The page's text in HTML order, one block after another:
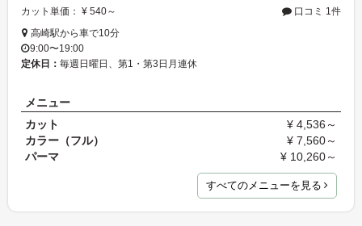
カット単価： ¥ 540～
口コミ 1件
高崎駅から車で10分
9:00〜19:00
定休日： 毎週日曜日、第1・第3日月連休
メニュー
カット
¥ 4,536～
カラー（フル）
¥ 7,560～
パーマ
¥ 10,260～
すべてのメニューを見る